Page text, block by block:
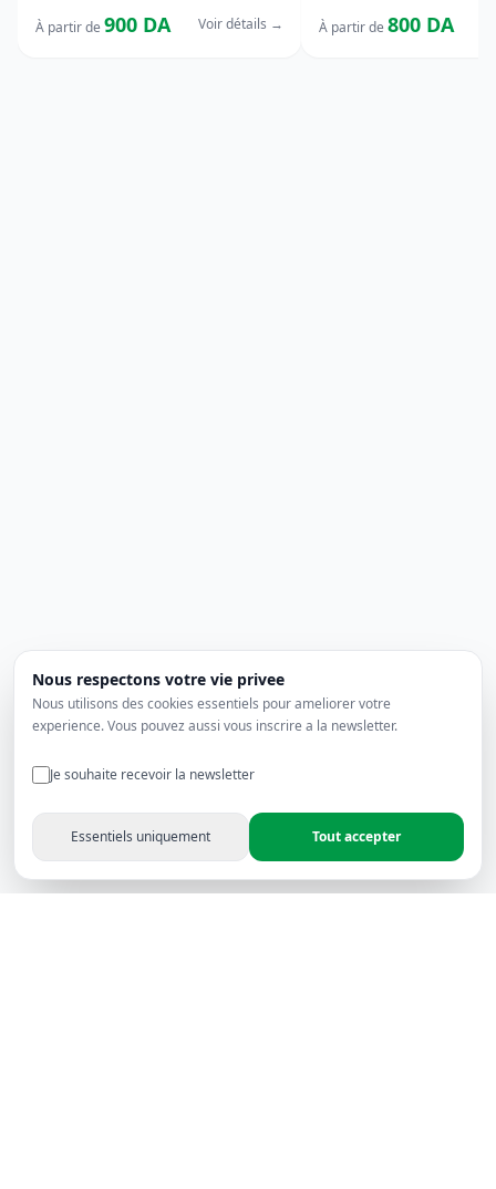
À partir de 900 DA Voir détails → À partir de 800 DA
Nous respectons votre vie privee
Nous utilisons des cookies essentiels pour ameliorer votre
experience. Vous pouvez aussi vous inscrire a la newsletter.
Je souhaite recevoir la newsletter
Essentiels uniquement Tout accepter